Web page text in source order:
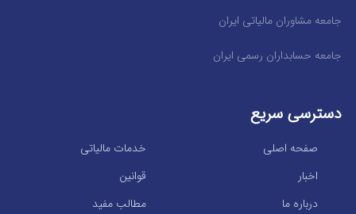
جامعه مشاوران مالیاتی ایران
جامعه حسابداران رسمی ایران
دسترسی سریع
خدمات مالیاتی
صفحه اصلی
قوانین
اخبار
مطالب مفید
درباره ما